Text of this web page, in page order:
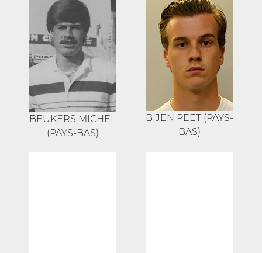
BEUKERS MICHEL
(PAYS-BAS)
BIJEN PEET (PAYS-
BAS)